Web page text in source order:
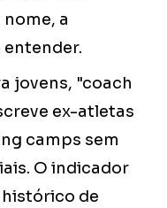
a
jovens, "coach
ex-atletas
camps sem
O indicador
histórico de